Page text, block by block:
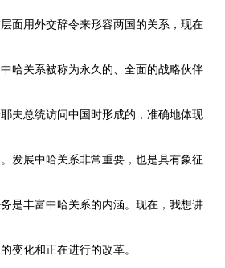
面用外交辞令来形容两国的关系，现在
哈关系被称为永久的、全面的战略伙伴
夫总统访问中国时形成的，准确地体现
发展中哈关系非常重要，也是具有象征
是丰富中哈关系的内涵。现在，我想讲
变化和正在进行的改革。